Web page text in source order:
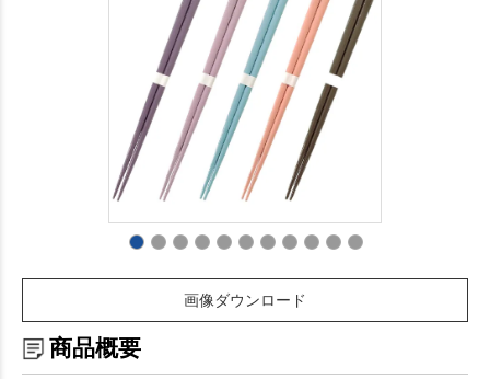
画像ダウンロード
商品概要